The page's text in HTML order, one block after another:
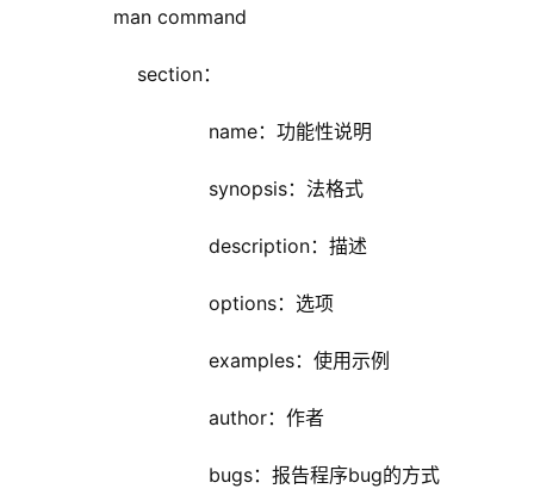
man command
section：
name：功能性说明
synopsis：法格式
description：描述
options：选项
examples：使用示例
author：作者
bugs：报告程序bug的方式